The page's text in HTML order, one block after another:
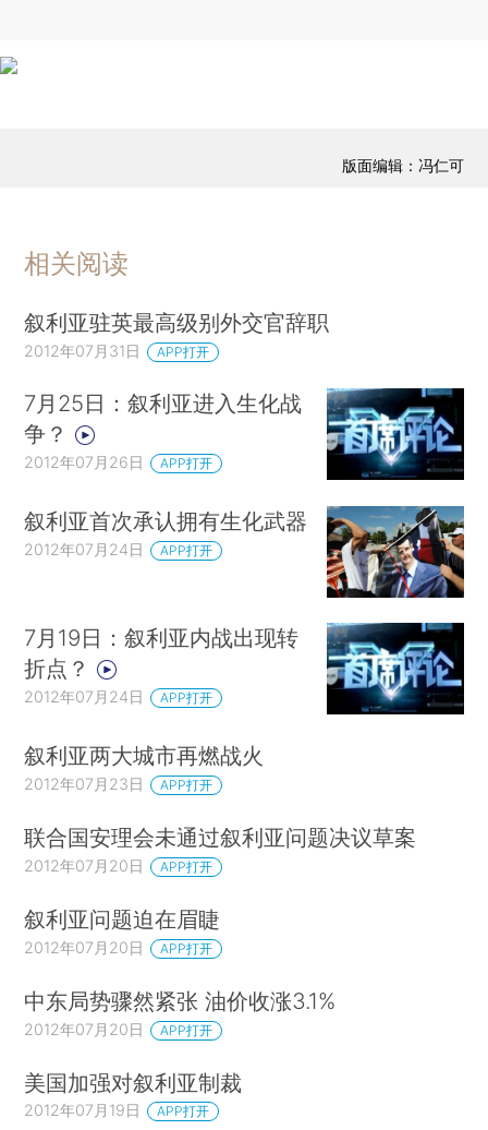
版面编辑：冯仁可
相关阅读
叙利亚驻英最高级别外交官辞职
2012年07月31日 APP打开
7月25日：叙利亚进入生化战
争？
2012年07月26日 APP打开
叙利亚首次承认拥有生化武器
2012年07月24日 APP打开
7月19日：叙利亚内战出现转
折点？
2012年07月24日 APP打开
叙利亚两大城市再燃战火
2012年07月23日 APP打开
联合国安理会未通过叙利亚问题决议草案
2012年07月20日 APP打开
叙利亚问题迫在眉睫
2012年07月20日 APP打开
中东局势骤然紧张 油价收涨3.1%
2012年07月20日 APP打开
美国加强对叙利亚制裁
2012年07月19日 APP打开